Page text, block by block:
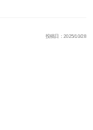
投稿日：2025/10/28